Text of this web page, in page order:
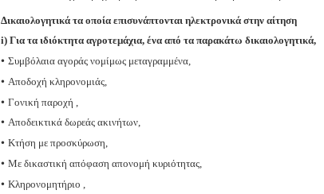
Δικαιολογητικά τα οποία επισυνάπτονται ηλεκτρονικά στην αίτηση
i) Για τα ιδιόκτητα αγροτεμάχια, ένα από τα παρακάτω δικαιολογητικά,
• Συμβόλαια αγοράς νομίμως μεταγραμμένα,
• Αποδοχή κληρονομιάς,
• Γονική παροχή ,
• Αποδεικτικά δωρεάς ακινήτων,
• Κτήση με προσκύρωση,
• Με δικαστική απόφαση απονομή κυριότητας,
• Κληρονομητήριο ,